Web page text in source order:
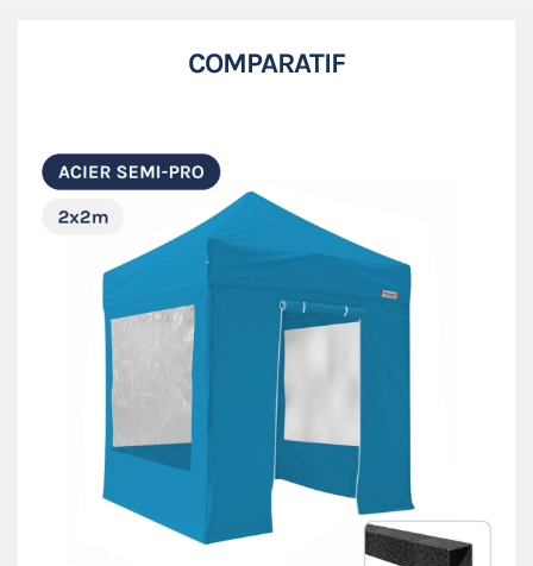
COMPARATIF